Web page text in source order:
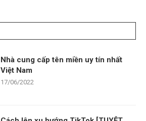
Nhà cung cấp tên miền uy tín nhất
Việt Nam
17/06/2022